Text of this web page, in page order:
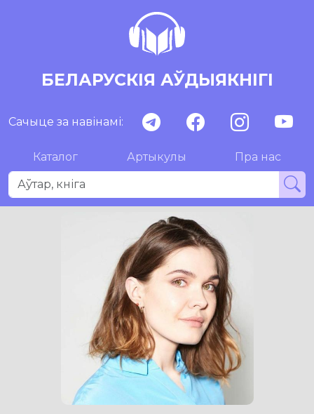
БЕЛАРУСКІЯ АЎДЫЯКНІГІ
Сачыце за навінамі:
Каталог Артыкулы Пра нас